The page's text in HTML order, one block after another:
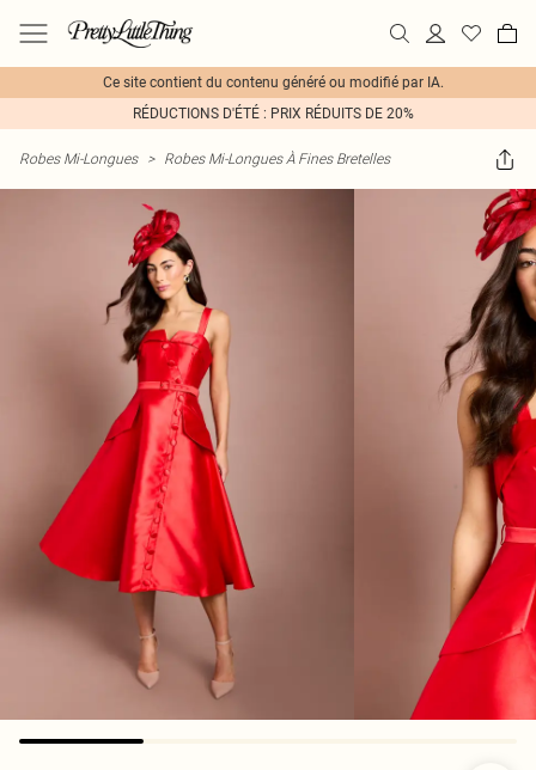
Ce site contient du contenu généré ou modifié par IA.
RÉDUCTIONS D'ÉTÉ : PRIX RÉDUITS DE 20%
Robes Mi-Longues > Robes Mi-Longues À Fines Bretelles